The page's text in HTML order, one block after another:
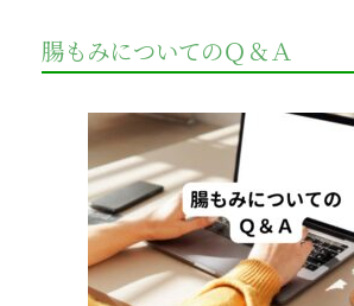
腸もみについてのＱ＆Ａ